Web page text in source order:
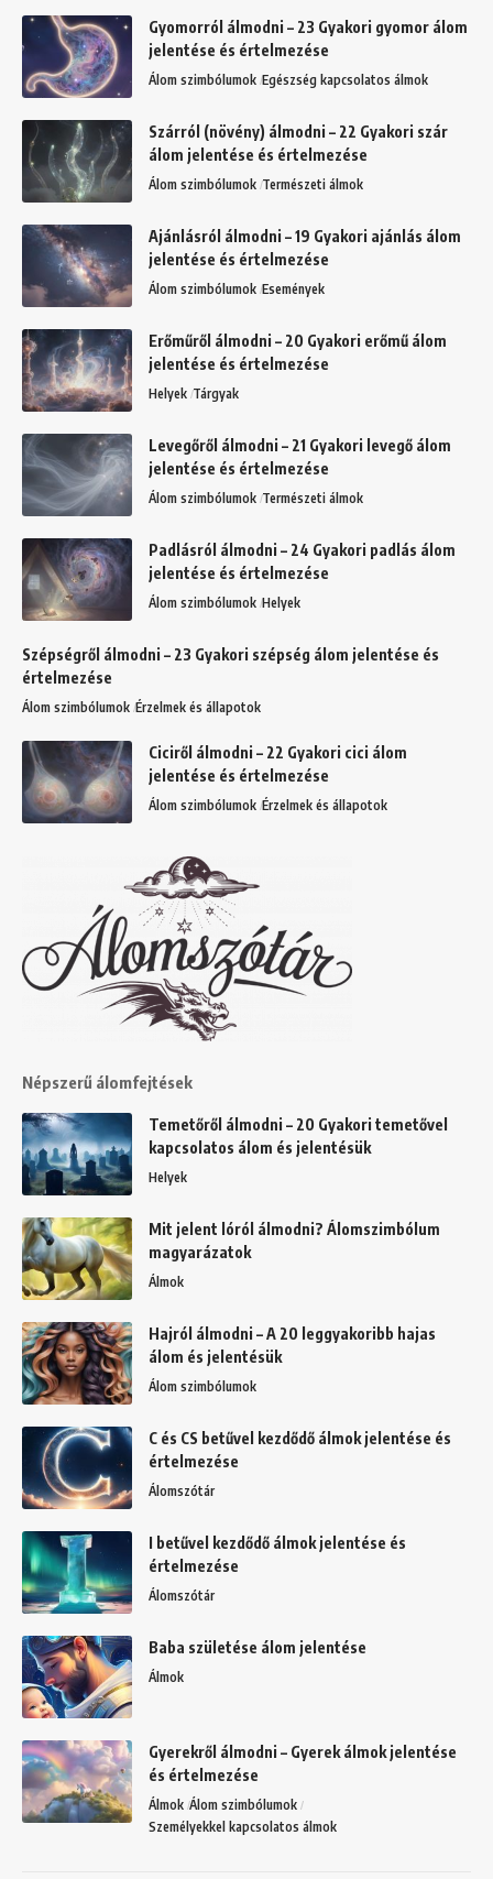
Gyomorról álmodni – 23 Gyakori gyomor álom
jelentése és értelmezése
Álom szimbólumok Egészség kapcsolatos álmok
Szárról (növény) álmodni – 22 Gyakori szár
álom jelentése és értelmezése
Álom szimbólumok Természeti álmok
Ajánlásról álmodni – 19 Gyakori ajánlás álom
jelentése és értelmezése
Álom szimbólumok Események
Erőműről álmodni – 20 Gyakori erőmű álom
jelentése és értelmezése
Helyek Tárgyak
Levegőről álmodni – 21 Gyakori levegő álom
jelentése és értelmezése
Álom szimbólumok Természeti álmok
Padlásról álmodni – 24 Gyakori padlás álom
jelentése és értelmezése
Álom szimbólumok Helyek
Szépségről álmodni – 23 Gyakori szépség álom jelentése és
értelmezése
Álom szimbólumok Érzelmek és állapotok
Ciciről álmodni – 22 Gyakori cici álom
jelentése és értelmezése
Álom szimbólumok Érzelmek és állapotok
Népszerű álomfejtések
Temetőről álmodni – 20 Gyakori temetővel
kapcsolatos álom és jelentésük
Helyek
Mit jelent lóról álmodni? Álomszimbólum
magyarázatok
Álmok
Hajról álmodni – A 20 leggyakoribb hajas
álom és jelentésük
Álom szimbólumok
C és CS betűvel kezdődő álmok jelentése és
értelmezése
Álomszótár
I betűvel kezdődő álmok jelentése és
értelmezése
Álomszótár
Baba születése álom jelentése
Álmok
Gyerekről álmodni – Gyerek álmok jelentése
és értelmezése
Álmok Álom szimbólumok
Személyekkel kapcsolatos álmok